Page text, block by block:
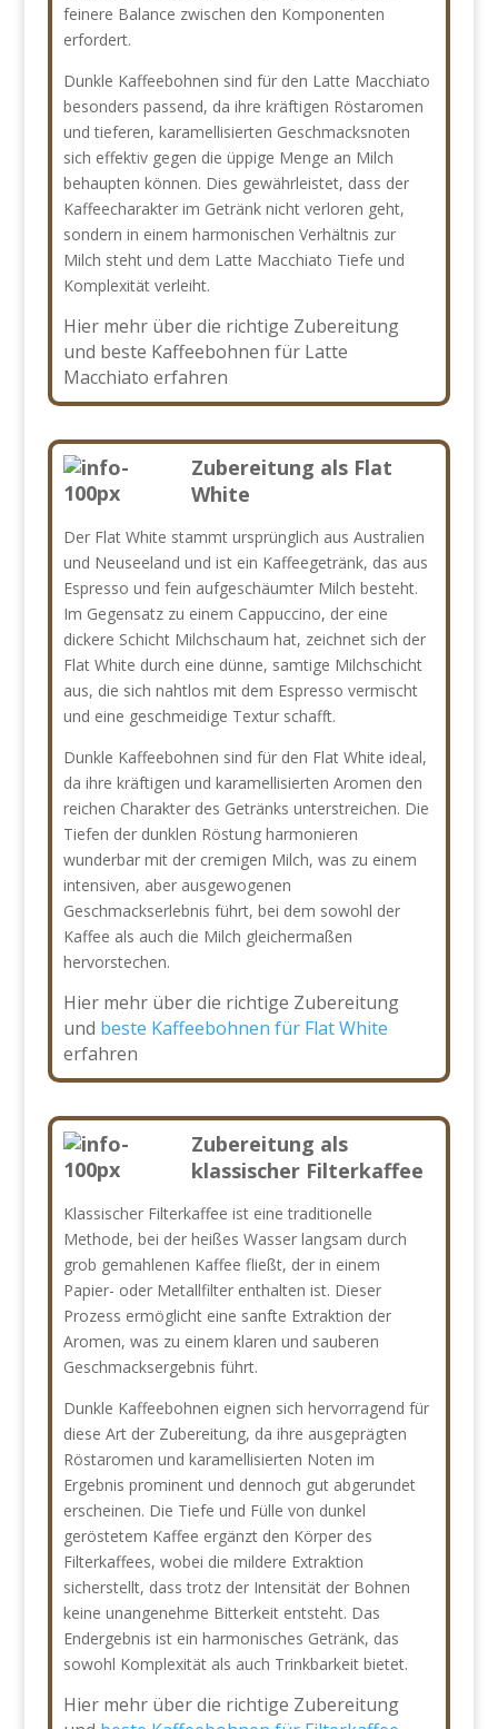
feinere Balance zwischen den Komponenten
erfordert.
Dunkle Kaffeebohnen sind für den Latte Macchiato
besonders passend, da ihre kräftigen Röstaromen
und tieferen, karamellisierten Geschmacksnoten
sich effektiv gegen die üppige Menge an Milch
behaupten können. Dies gewährleistet, dass der
Kaffeecharakter im Getränk nicht verloren geht,
sondern in einem harmonischen Verhältnis zur
Milch steht und dem Latte Macchiato Tiefe und
Komplexität verleiht.
Hier mehr über die richtige Zubereitung
und beste Kaffeebohnen für Latte
Macchiato erfahren
Zubereitung als Flat
White
Der Flat White stammt ursprünglich aus Australien
und Neuseeland und ist ein Kaffeegetränk, das aus
Espresso und fein aufgeschäumter Milch besteht.
Im Gegensatz zu einem Cappuccino, der eine
dickere Schicht Milchschaum hat, zeichnet sich der
Flat White durch eine dünne, samtige Milchschicht
aus, die sich nahtlos mit dem Espresso vermischt
und eine geschmeidige Textur schafft.
Dunkle Kaffeebohnen sind für den Flat White ideal,
da ihre kräftigen und karamellisierten Aromen den
reichen Charakter des Getränks unterstreichen. Die
Tiefen der dunklen Röstung harmonieren
wunderbar mit der cremigen Milch, was zu einem
intensiven, aber ausgewogenen
Geschmackserlebnis führt, bei dem sowohl der
Kaffee als auch die Milch gleichermaßen
hervorstechen.
Hier mehr über die richtige Zubereitung
und beste Kaffeebohnen für Flat White
erfahren
Zubereitung als
klassischer Filterkaffee
Klassischer Filterkaffee ist eine traditionelle
Methode, bei der heißes Wasser langsam durch
grob gemahlenen Kaffee fließt, der in einem
Papier- oder Metallfilter enthalten ist. Dieser
Prozess ermöglicht eine sanfte Extraktion der
Aromen, was zu einem klaren und sauberen
Geschmacksergebnis führt.
Dunkle Kaffeebohnen eignen sich hervorragend für
diese Art der Zubereitung, da ihre ausgeprägten
Röstaromen und karamellisierten Noten im
Ergebnis prominent und dennoch gut abgerundet
erscheinen. Die Tiefe und Fülle von dunkel
geröstetem Kaffee ergänzt den Körper des
Filterkaffees, wobei die mildere Extraktion
sicherstellt, dass trotz der Intensität der Bohnen
keine unangenehme Bitterkeit entsteht. Das
Endergebnis ist ein harmonisches Getränk, das
sowohl Komplexität als auch Trinkbarkeit bietet.
Hier mehr über die richtige Zubereitung